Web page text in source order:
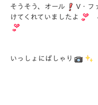
そうそう、オール
V・フ
けてくれていましたよ
いっしょにぱしゃり